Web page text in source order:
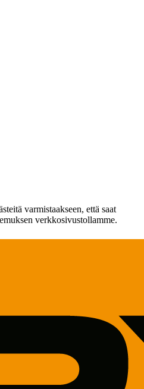
varmistaakseen, että saat
verkkosivustollamme.